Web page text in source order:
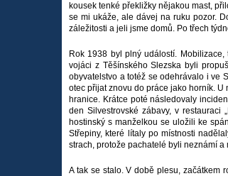
kousek tenké překližky nějakou mast,
se mi ukáže, ale dávej na ruku pozor.
záležitosti a jeli jsme domů. Po třech
Rok 1938 byl plný událostí.
vojáci z Těšínského Slezska byli
obyvatelstvo a totéž se odehrávalo i ve
otec přijat znovu do práce jako horník.
hranice. Krátce poté následovaly
den Silvestrovské zábavy, v restauraci
hostinský s manželkou se uložili ke
Střepiny, které lítaly po místnosti
strach, protože pachatelé byli neznámí
A tak se stalo. V době plesu, začátkem